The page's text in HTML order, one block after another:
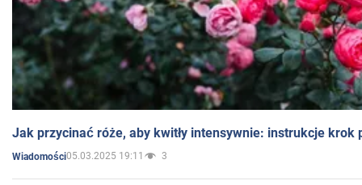
Jak przycinać róże, aby kwitły intensywnie: instrukcje krok
Wiadomości05.03.2025 19:11 3